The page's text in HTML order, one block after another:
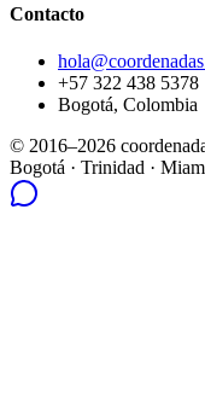
Contacto
+57 322 438 5378
Bogotá, Colombia
© 2016–2026
Bogotá · Trinidad ·